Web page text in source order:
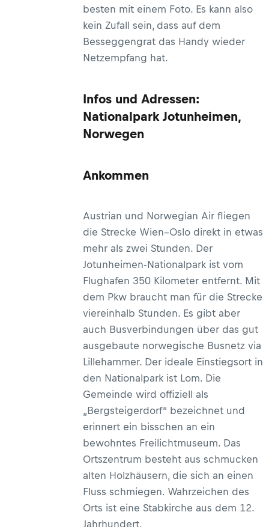
besten mit einem Foto. Es kann also
kein Zufall sein, dass auf dem
Besseggengrat das Handy wieder
Netzempfang hat.
Infos und Adressen:
Nationalpark Jotunheimen,
Norwegen
Ankommen
Austrian und Norwegian Air fliegen
die Strecke Wien–Oslo direkt in etwas
mehr als zwei Stunden. Der
Jotunheimen-Nationalpark ist vom
Flughafen 350 Kilometer entfernt. Mit
dem Pkw braucht man für die Strecke
viereinhalb Stunden. Es gibt aber
auch Busverbindungen über das gut
ausgebaute norwegische Busnetz via
Lillehammer. Der ideale Einstiegsort in
den Nationalpark ist Lom. Die
Gemeinde wird offiziell als
„Bergsteigerdorf“ bezeichnet und
erinnert ein bisschen an ein
bewohntes Freilichtmuseum. Das
Ortszentrum besteht aus schmucken
alten Holzhäusern, die sich an einen
Fluss schmiegen. Wahrzeichen des
Orts ist eine Stabkirche aus dem 12.
Jahrhundert.